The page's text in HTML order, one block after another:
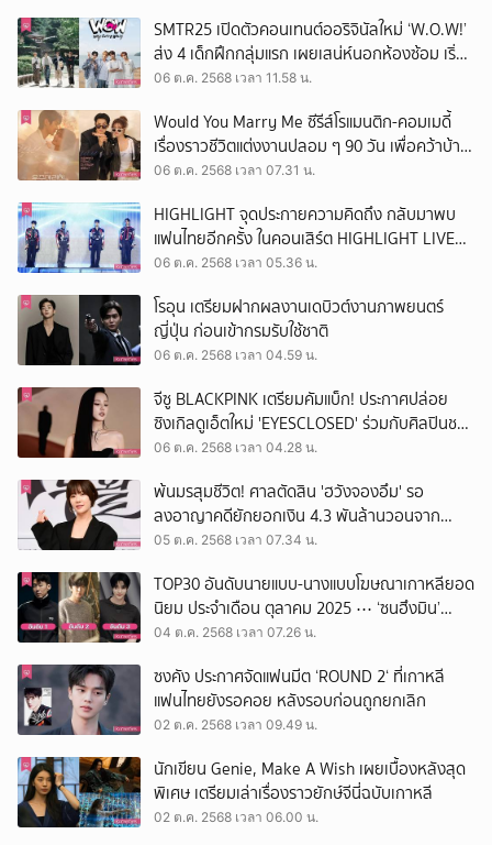
SMTR25 เปิดตัวคอนเทนต์ออริจินัลใหม่ ‘W.O.W!’
ส่ง 4 เด็กฝึกกลุ่มแรก เผยเสน่ห์นอกห้องซ้อม เริ่ม
10 ต.ค.นี้
06 ต.ค. 2568 เวลา 11.58 น.
Would You Marry Me ซีรีส์โรแมนติก-คอมเมดี้
เรื่องราวชีวิตแต่งงานปลอม ๆ 90 วัน เพื่อคว้าบ้าน
หรู
06 ต.ค. 2568 เวลา 07.31 น.
HIGHLIGHT จุดประกายความคิดถึง กลับมาพบ
แฟนไทยอีกครั้ง ในคอนเสิร์ต HIGHLIGHT LIVE
2025 [RIDE OR DIE] IN BANGKOK
06 ต.ค. 2568 เวลา 05.36 น.
โรอุน เตรียมฝากผลงานเดบิวต์งานภาพยนตร์
ญี่ปุ่น ก่อนเข้ากรมรับใช้ชาติ
06 ต.ค. 2568 เวลา 04.59 น.
จีซู BLACKPINK เตรียมคัมแบ็ก! ประกาศปล่อย
ซิงเกิลดูเอ็ตใหม่ 'EYESCLOSED' ร่วมกับศิลปินชาย
ปริศนา
06 ต.ค. 2568 เวลา 04.28 น.
พ้นมรสุมชีวิต! ศาลตัดสิน 'ฮวังจองอึม' รอ
ลงอาญาคดียักยอกเงิน 4.3 พันล้านวอนจาก
บริษัทตัวเอง ไปลงทุนในคริปโตฯ
05 ต.ค. 2568 เวลา 07.34 น.
TOP30 อันดับนายแบบ-นางแบบโฆษณาเกาหลียอด
นิยม ประจำเดือน ตุลาคม 2025 ⋯ ‘ซนฮึงมิน’
ครองบัลลังก์อันดับ 1 อีกครั้ง
04 ต.ค. 2568 เวลา 07.26 น.
ซงคัง ประกาศจัดแฟนมีต ‘ROUND 2‘ ที่เกาหลี
แฟนไทยยังรอคอย หลังรอบก่อนถูกยกเลิก
02 ต.ค. 2568 เวลา 09.49 น.
นักเขียน Genie, Make A Wish เผยเบื้องหลังสุด
พิเศษ เตรียมเล่าเรื่องราวยักษ์จีนี่ฉบับเกาหลี
02 ต.ค. 2568 เวลา 06.00 น.